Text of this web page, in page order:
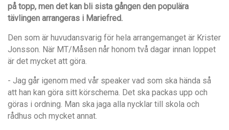
på topp, men det kan bli sista gången den populära
tävlingen arrangeras i Mariefred.
Den som är huvudansvarig för hela arrangemanget är Krister
Jonsson. När MT/Måsen når honom två dagar innan loppet
är det mycket att göra.
- Jag går igenom med vår speaker vad som ska hända så
att han kan göra sitt körschema. Det ska packas upp och
göras i ordning. Man ska jaga alla nycklar till skola och
rådhus och mycket annat.